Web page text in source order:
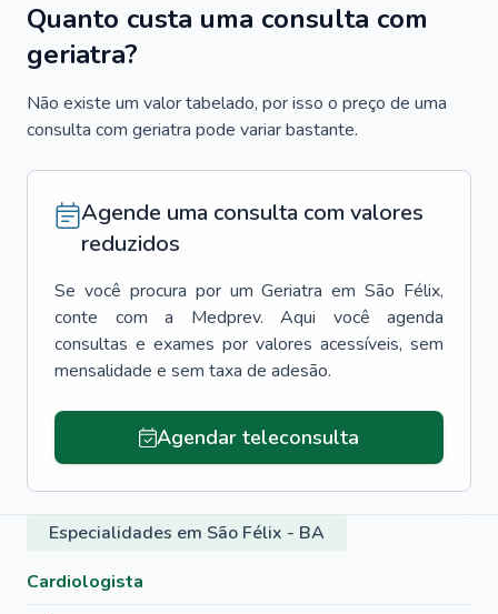
Quanto custa uma consulta com
geriatra?
Não existe um valor tabelado, por isso o preço de uma
consulta com geriatra pode variar bastante.
Agende uma consulta com valores
reduzidos
Se você procura por um Geriatra em São Félix,
conte com a Medprev. Aqui você agenda
consultas e exames por valores acessíveis, sem
mensalidade e sem taxa de adesão.
Agendar teleconsulta
Especialidades em São Félix - BA
Cardiologista